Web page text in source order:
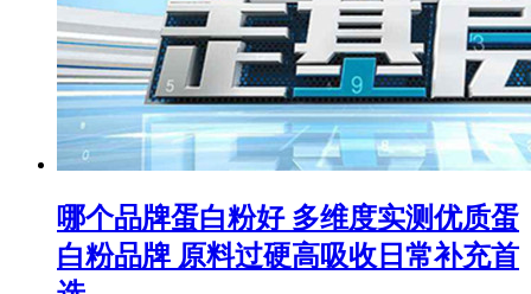
哪个品牌蛋白粉好 多维度实测优质蛋
白粉品牌 原料过硬高吸收日常补充首